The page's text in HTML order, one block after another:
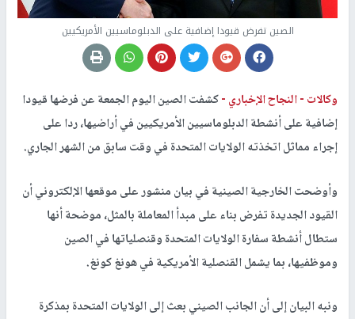
الصين تفرض قيودا إضافية على الدبلوماسيين الأمريكيين
وكالات -النجاح الإخباري -كشفت الصين اليوم الجمعة عن فرضها قيودا
إضافية على أنشطة الدبلوماسيين الأمريكيين في أراضيها، ردا على
إجراء مماثل اتخذته الولايات المتحدة في وقت سابق من الشهر الجاري.
وأوضحت الخارجية الصينية في بيان منشور على موقعها الإلكتروني أن
القيود الجديدة تفرض بناء على مبدأ المعاملة بالمثل، موضحة أنها
ستطال أنشطة سفارة الولايات المتحدة وقنصلياتها في الصين
وموظفيها، بما يشمل القنصلية الأمريكية في هونغ كونغ.
ونبه البيان إلى أن الجانب الصيني بعث إلى الولايات المتحدة بمذكرة